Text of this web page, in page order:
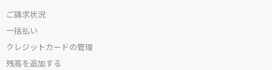
ご請求状況
一括払い
クレジットカードの管理
残高を追加する